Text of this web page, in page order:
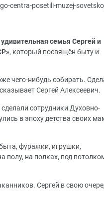
centra-posetili-muzej-
удивительная семья Сергей и
, который посвящён быту и
чего-нибудь собирать.
Сергей Алексеевич.
сотрудники Духовно-
в эпоху детства своих
фуражки, игрушки,
полу, на полках, под
Сергей в свою